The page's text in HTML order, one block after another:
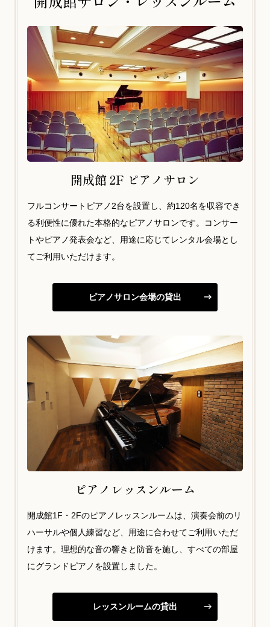
開成館 2F ピアノサロン
フルコンサートピアノ2台を設置し、約120名を収容でき
る利便性に優れた本格的なピアノサロンです。コンサー
トやピアノ発表会など、用途に応じてレンタル会場とし
てご利用いただけます。
ピアノサロン会場の貸出
ピアノレッスンルーム
開成館1F・2Fのピアノレッスンルームは、演奏会前のリ
ハーサルや個人練習など、用途に合わせてご利用いただ
けます。理想的な音の響きと防音を施し、すべての部屋
にグランドピアノを設置しました。
レッスンルームの貸出